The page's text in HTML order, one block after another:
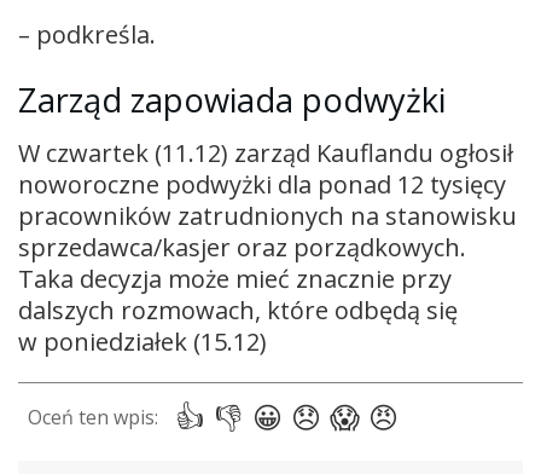
– podkreśla.
Zarząd zapowiada podwyżki
W czwartek (11.12) zarząd Kauflandu ogłosił
noworoczne podwyżki dla ponad 12 tysięcy
pracowników zatrudnionych na stanowisku
sprzedawca/kasjer oraz porządkowych.
Taka decyzja może mieć znacznie przy
dalszych rozmowach, które odbędą się
w poniedziałek (15.12)